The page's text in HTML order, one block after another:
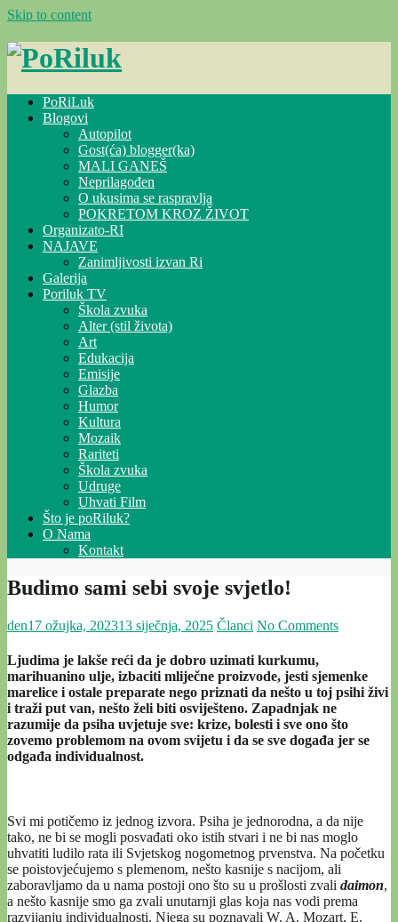
Skip to content
PoRiLuk
Blogovi
Autopilot
Gost(ća) blogger(ka)
MALI GANEŠ
Neprilagođen
O ukusima se raspravlja
POKRETOM KROZ ŽIVOT
Organizato-RI
NAJAVE
Zanimljivosti izvan Ri
Galerija
Poriluk TV
Škola zvuka
Alter (stil života)
Art
Edukacija
Emisije
Glazba
Humor
Kultura
Mozaik
Rariteti
Škola zvuka
Udruge
Uhvati Film
Što je poRiluk?
O Nama
Kontakt
Budimo sami sebi svoje svjetlo!
den17 ožujka, 202313 siječnja, 2025 Članci No Comments
Ljudima je lakše reći da je dobro uzimati kurkumu,
marihuanino ulje, izbaciti mliječne proizvode, jesti sjemenke
marelice i ostale preparate nego priznati da nešto u toj psihi živi
i traži put van, nešto želi biti osviješteno. Zapadnjak ne
razumije da psiha uvjetuje sve: krize, bolesti i sve ono što
zovemo problemom na ovom svijetu i da se sve događa jer se
odgađa individualnost.
Svi mi potičemo iz jednog izvora. Psiha je jednorodna, a da nije
tako, ne bi se mogli posvađati oko istih stvari i ne bi nas moglo
uhvatiti ludilo rata ili Svjetskog nogometnog prvenstva. Na početku
se poistovjećujemo s plemenom, nešto kasnije s nacijom, ali
zaboravljamo da u nama postoji ono što su u prošlosti zvali daimon,
a nešto kasnije smo ga zvali unutarnji glas koja nas vodi prema
razvijanju individualnosti. Njega su poznavali W. A. Mozart, E.